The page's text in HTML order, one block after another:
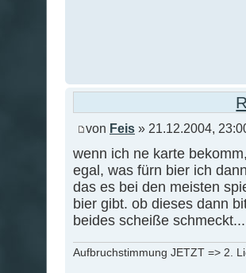
von Feis » 21.12.2004,
wenn ich ne karte
egal, was fürn bier ich
das es bei den meisten
bier gibt. ob dieses dann
beides scheiße schmeckt...
Aufbruchstimmung JETZT => 2.